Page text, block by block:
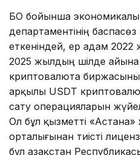
БҚО бойынша
департаментінің
еткеніндей, ер адам
2025 жылдың шілде айына
криптовалюта
арқылы USDT
сату операцияларын
Ол бұл қызметті
орталығынан тиісті
бұл Қазақстан